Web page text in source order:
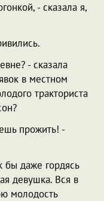
- сказала я,
- сказала
в местном
тракториста
прожить! -
бы даже гордясь
девушка. Вся в
молодость